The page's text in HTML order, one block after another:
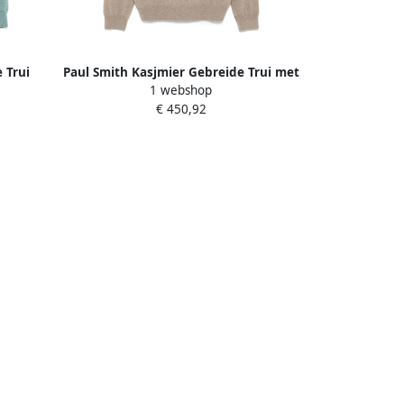
Trui
Paul Smith Kasjmier Gebreide Trui met
Kunstenaar Streep Beige Heren
1 webshop
€ 450,92